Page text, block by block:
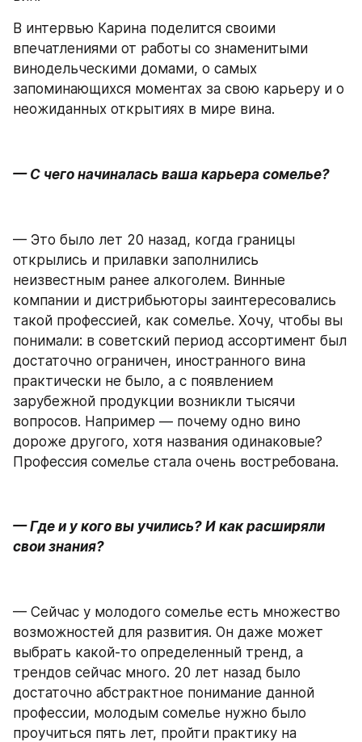
В интервью Карина поделится своими
впечатлениями от работы со знаменитыми
винодельческими домами, о самых
запоминающихся моментах за свою карьеру и о
неожиданных открытиях в мире вина.
— С чего начиналась ваша карьера сомелье?
— Это было лет 20 назад, когда границы
открылись и прилавки заполнились
неизвестным ранее алкоголем. Винные
компании и дистрибьюторы заинтересовались
такой профессией, как сомелье. Хочу, чтобы вы
понимали: в советский период ассортимент был
достаточно ограничен, иностранного вина
практически не было, а с появлением
зарубежной продукции возникли тысячи
вопросов. Например — почему одно вино
дороже другого, хотя названия одинаковые?
Профессия сомелье стала очень востребована.
— Где и у кого вы учились? И как расширяли
свои знания?
— Сейчас у молодого сомелье есть множество
возможностей для развития. Он даже может
выбрать какой-то определенный тренд, а
трендов сейчас много. 20 лет назад было
достаточно абстрактное понимание данной
профессии, молодым сомелье нужно было
проучиться пять лет, пройти практику на